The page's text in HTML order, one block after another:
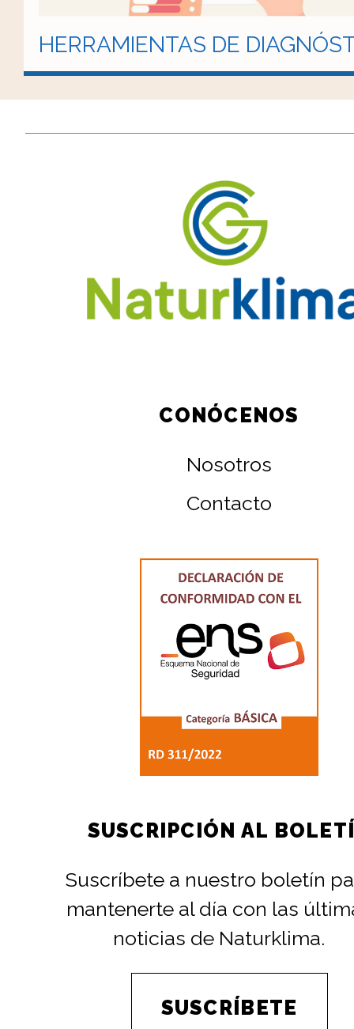
HERRAMIENTAS DE
CONÓCENOS
Nosotros
Contacto
SUSCRIPCIÓN AL
Suscríbete a nuestro boletín
mantenerte al día con las
noticias de Naturklima.
SUSCRÍBETE